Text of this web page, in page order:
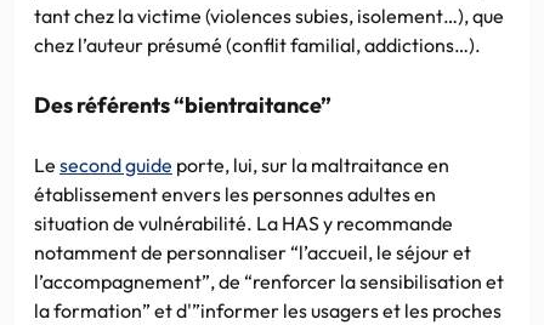
tant chez la victime (violences subies, isolement…), que
chez l’auteur présumé (conflit familial, addictions…).
Des référents “bientraitance”
Le second guide porte, lui, sur la maltraitance en
établissement envers les personnes adultes en
situation de vulnérabilité. La HAS y recommande
notamment de personnaliser “l’accueil, le séjour et
l’accompagnement”, de “renforcer la sensibilisation et
la formation” et d'”informer les usagers et les proches